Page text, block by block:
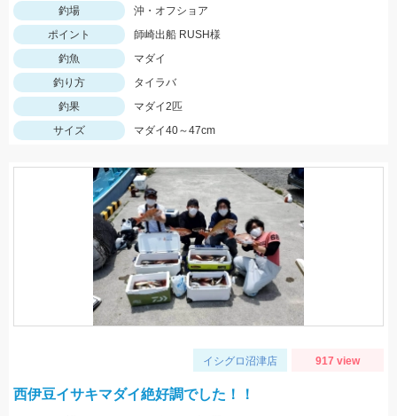
釣場
沖・オフショア
ポイント
師崎出船 RUSH様
釣魚
マダイ
釣り方
タイラバ
釣果
マダイ2匹
サイズ
マダイ40～47cm
イシグロ沼津店 917 view
西伊豆イサキマダイ絶好調でした！！